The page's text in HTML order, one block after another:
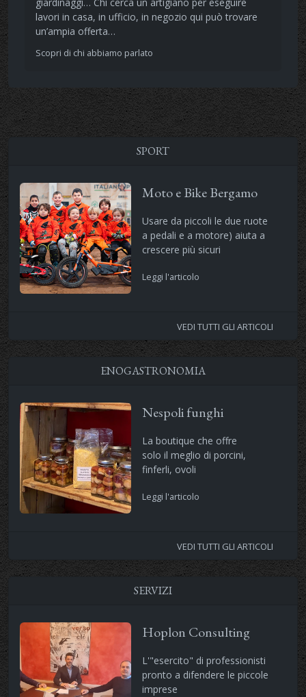
lavori in casa, in ufficio, in negozio qui può trovare
un’ampia offerta…
Scopri di chi abbiamo parlato
SPORT
Moto e Bike Bergamo
Usare da piccoli le due ruote
a pedali e a motore) aiuta a
crescere più sicuri
Leggi l'articolo
VEDI TUTTI GLI ARTICOLI
ENOGASTRONOMIA
Nespoli funghi
La boutique che offre
solo il meglio di porcini,
finferli, ovoli
Leggi l'articolo
VEDI TUTTI GLI ARTICOLI
SERVIZI
Hoplon Consulting
L'"esercito" di professionisti
pronto a difendere le piccole
imprese